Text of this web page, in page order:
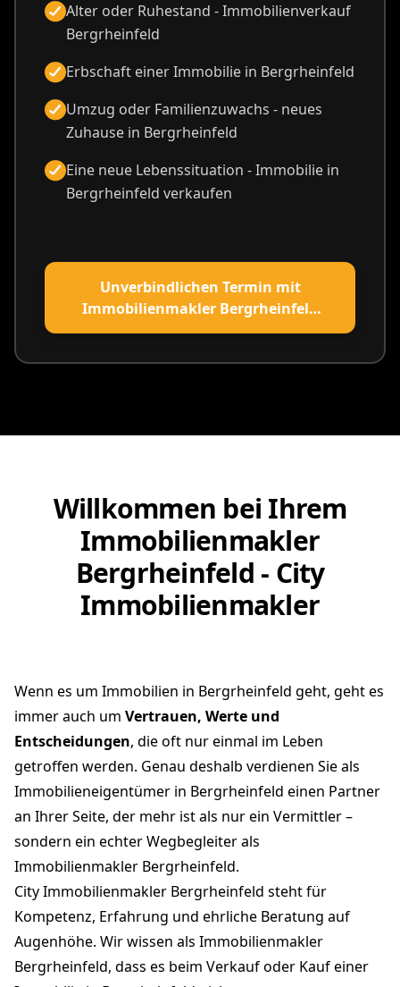
Alter oder Ruhestand - Immobilienverkauf
Bergrheinfeld
Erbschaft einer Immobilie in Bergrheinfeld
Umzug oder Familienzuwachs - neues
Zuhause in Bergrheinfeld
Eine neue Lebenssituation - Immobilie in
Bergrheinfeld verkaufen
Unverbindlichen Termin mit
Immobilienmakler Bergrheinfeld
vereinbaren
Willkommen bei Ihrem
Immobilienmakler
Bergrheinfeld - City
Immobilienmakler
Wenn es um Immobilien in Bergrheinfeld geht, geht es
immer auch um Vertrauen, Werte und
Entscheidungen, die oft nur einmal im Leben
getroffen werden. Genau deshalb verdienen Sie als
Immobilieneigentümer in Bergrheinfeld einen Partner
an Ihrer Seite, der mehr ist als nur ein Vermittler –
sondern ein echter Wegbegleiter als
Immobilienmakler Bergrheinfeld.
City Immobilienmakler Bergrheinfeld steht für
Kompetenz, Erfahrung und ehrliche Beratung auf
Augenhöhe. Wir wissen als Immobilienmakler
Bergrheinfeld, dass es beim Verkauf oder Kauf einer